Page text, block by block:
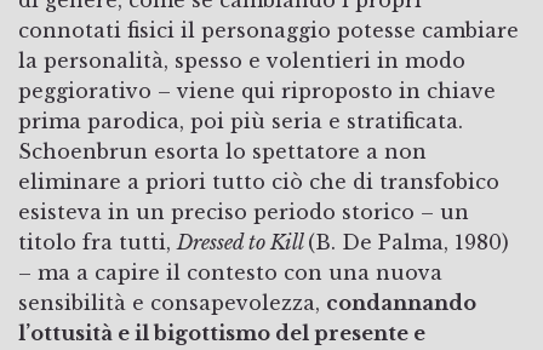
connotati fisici il personaggio potesse cambiare
la personalità, spesso e volentieri in modo
peggiorativo – viene qui riproposto in chiave
prima parodica, poi più seria e stratificata.
Schoenbrun esorta lo spettatore a non
eliminare a priori tutto ciò che di transfobico
esisteva in un preciso periodo storico – un
titolo fra tutti,Dressed to Kill (B. De Palma, 1980)
– ma a capire il contesto con una nuova
sensibilità e consapevolezza, condannando
l’ottusità e il bigottismo del presente e